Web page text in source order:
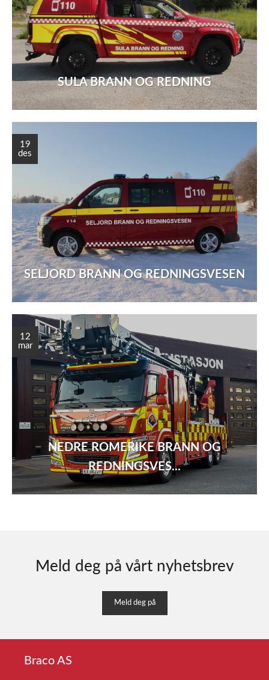
SULA BRANN OG REDNING
SELJORD BRANN OG REDNINGSVESEN
19
des
NEDRE ROMERIKE BRANN OG
REDNINGSVES...
12
mar
Meld deg på vårt nyhetsbrev
Meld deg på
Braco AS